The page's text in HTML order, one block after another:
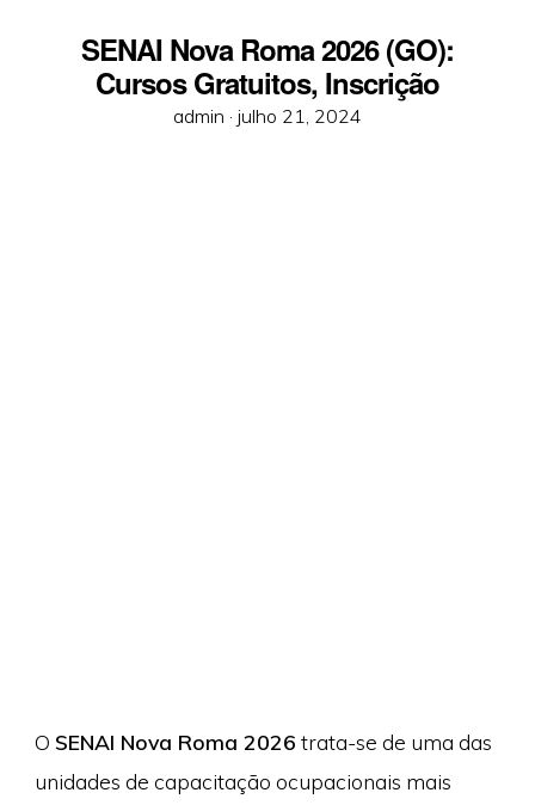
SENAI Nova Roma 2026 (GO):
Cursos Gratuitos, Inscrição
admin · Posted
julho 21, 2024
O SENAI Nova Roma 2026 trata-se de uma das
unidades de capacitação ocupacionais mais